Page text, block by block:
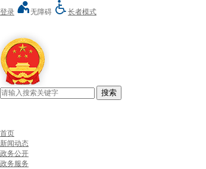
登录 无障碍 长者模式
搜索
首页
新闻动态
政务公开
政务服务